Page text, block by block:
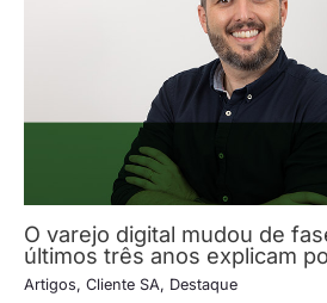
O varejo digital mudou de
últimos três anos explicam
Artigos, Cliente SA, Destaque